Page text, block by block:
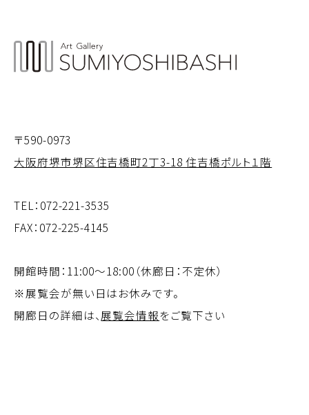
〒590-0973
大阪府堺市堺区住吉橋町2丁3-18 住吉橋ポルト１階
TEL： 072-221-3535
FAX：072-225-4145
開館時間：11:00～18:00（休廊日：不定休）
※展覧会が無い日はお休みです。
開廊日の詳細は、 展覧会情報をご覧下さい